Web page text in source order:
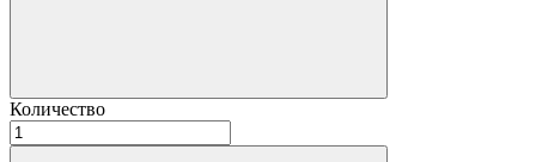
Количество
Количество
товара